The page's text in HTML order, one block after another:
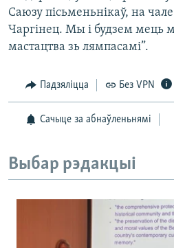
Саюзу пісьменьнікаў, на
Чаргінец. Мы і будзем мець
мастацтва зь лямпасамі”.
Падзяліцца Без VPN
Сачыце за абнаўленьнямі
Выбар рэдакцыі